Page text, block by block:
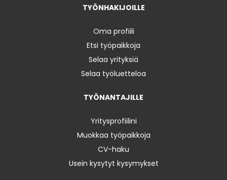
TYÖNHAKIJOILLE
Oma profiili
Etsi työpaikkoja
Selaa yrityksiä
Selaa työluetteloa
TYÖNANTAJILLE
Yritysprofiilini
Muokkaa työpaikkoja
CV-haku
Usein kysytyt kysymykset